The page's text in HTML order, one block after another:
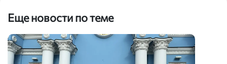
Еще новости по теме